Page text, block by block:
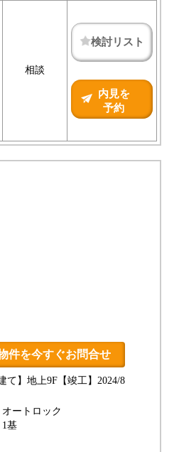
相談
検討リスト
内見を
予約
件を今すぐお問合せ
【竣工】2024/8
て】地上9F
オートロック
1基